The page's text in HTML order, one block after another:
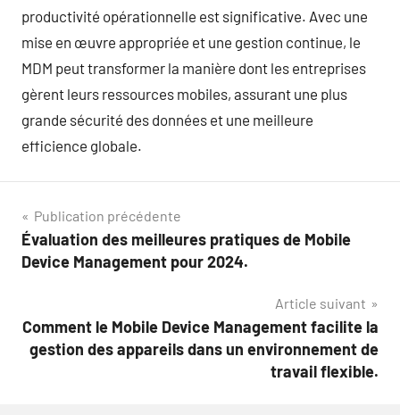
productivité opérationnelle est significative. Avec une
mise en œuvre appropriée et une gestion continue, le
MDM peut transformer la manière dont les entreprises
gèrent leurs ressources mobiles, assurant une plus
grande sécurité des données et une meilleure
efficience globale.
Navigation
de
Publication précédente
Évaluation des meilleures pratiques de Mobile
Device Management pour 2024.
Article suivant
Comment le Mobile Device Management facilite la
gestion des appareils dans un environnement de
travail flexible.